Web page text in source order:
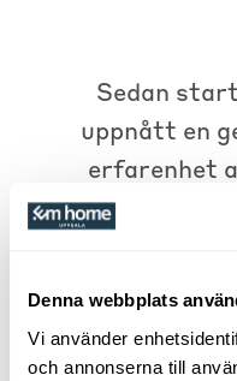
Denna webbplats
Vi använder
och annonserna till
Sedan
uppnått en
erfarenhet